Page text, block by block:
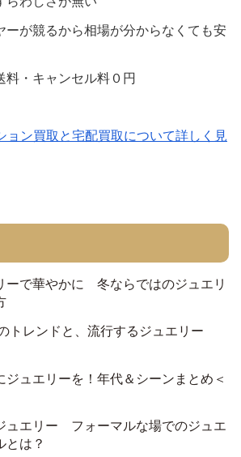
ーが競るから相場が分からなくても安
料・キャンセル料０円
ョン買取と宅配買取について詳しく見
ーで華やかに 冬ならではのジュエリ
トレンドと、流行するジュエリー
ジュエリーを！年代＆シーンまとめ＜
ュエリー フォーマルな場でのジュエ
とは？